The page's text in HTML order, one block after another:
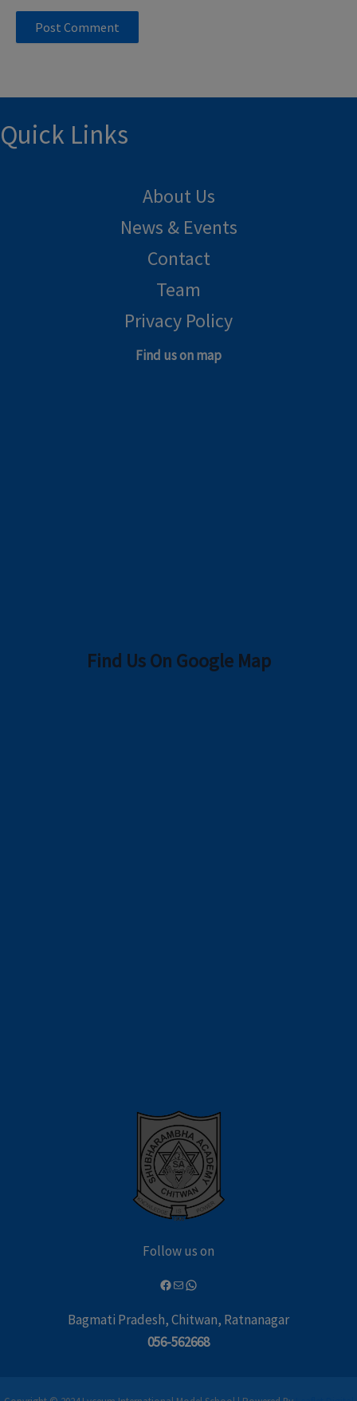
Quick Links
About Us
News & Events
Contact
Team
Privacy Policy
Find us on map
Find Us On Google Map
Follow us on
Bagmati Pradesh, Chitwan, Ratnanagar
056-562668